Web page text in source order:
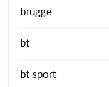
brugge
bt
bt sport